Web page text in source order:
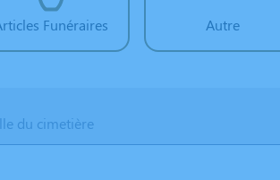
Funéraires Autre
du cimetière